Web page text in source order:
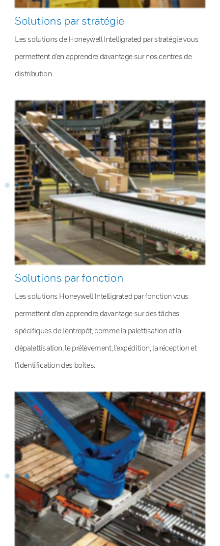
Solutions par stratégie
Les solutions de Honeywell Intelligrated par stratégie vous
permettent d’en apprendre davantage sur nos centres de
distribution.
Solutions par fonction
Les solutions Honeywell Intelligrated par fonction vous
permettent d’en apprendre davantage sur des tâches
spécifiques de l’entrepôt, comme la palettisation et la
dépalettisation, le prélèvement, l’expédition, la réception et
l’identification des boîtes.